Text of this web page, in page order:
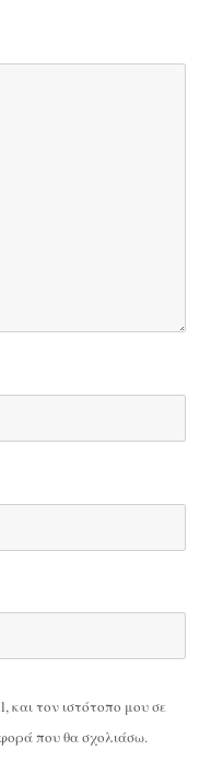
και τον ιστότοπο μου σε
που θα σχολιάσω.